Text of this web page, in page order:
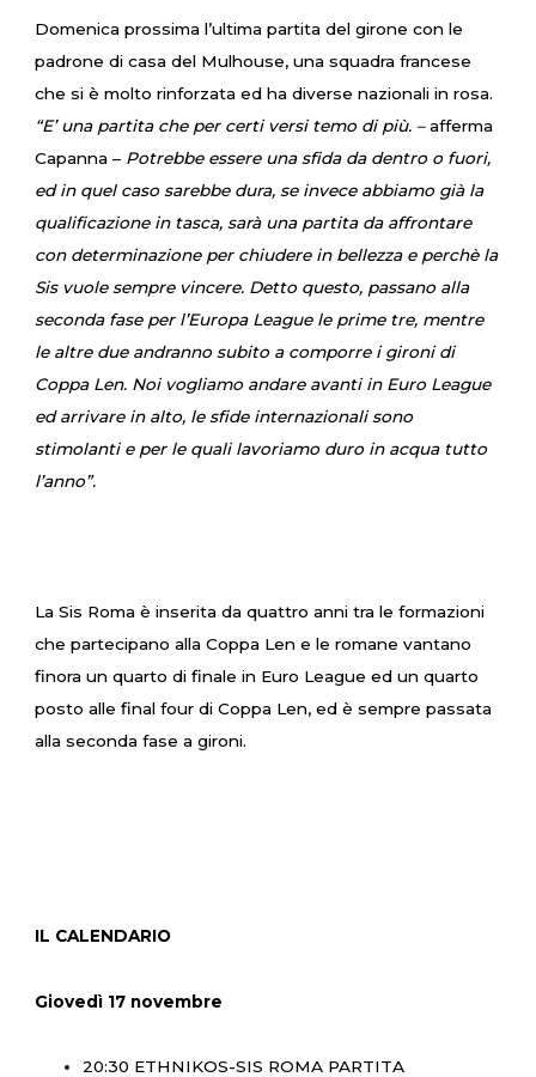
Domenica prossima l’ultima partita del girone con le
padrone di casa del Mulhouse, una squadra francese
che si è molto rinforzata ed ha diverse nazionali in rosa.
“E’ una partita che per certi versi temo di più. –afferma
Capanna – Potrebbe essere una sfida da dentro o fuori,
ed in quel caso sarebbe dura, se invece abbiamo già la
qualificazione in tasca, sarà una partita da affrontare
con determinazione per chiudere in bellezza e perchè la
Sis vuole sempre vincere. Detto questo, passano alla
seconda fase per l’Europa League le prime tre, mentre
le altre due andranno subito a comporre i gironi di
Coppa Len. Noi vogliamo andare avanti in Euro League
ed arrivare in alto, le sfide internazionali sono
stimolanti e per le quali lavoriamo duro in acqua tutto
l’anno”.
La Sis Roma è inserita da quattro anni tra le formazioni
che partecipano alla Coppa Len e le romane vantano
finora un quarto di finale in Euro League ed un quarto
posto alle final four di Coppa Len, ed è sempre passata
alla seconda fase a gironi.
IL CALENDARIO
Giovedì 17 novembre
20:30 ETHNIKOS-SIS ROMA PARTITA